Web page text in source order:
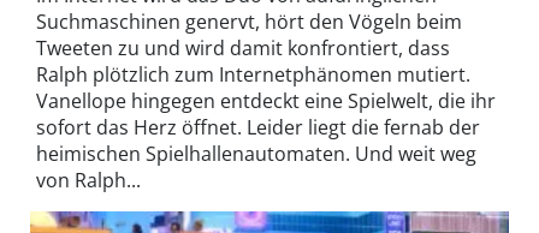
Suchmaschinen genervt, hört den Vögeln beim
Tweeten zu und wird damit konfrontiert, dass
Ralph plötzlich zum Internetphänomen mutiert.
Vanellope hingegen entdeckt eine Spielwelt, die ihr
sofort das Herz öffnet. Leider liegt die fernab der
heimischen Spielhallenautomaten. Und weit weg
von Ralph...